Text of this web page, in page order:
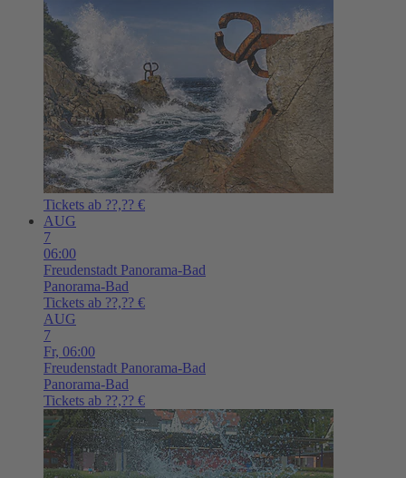
Tickets ab ??,?? €
AUG
7
06:00
Freudenstadt Panorama-Bad
Panorama-Bad
Tickets ab ??,?? €
AUG
7
Fr, 06:00
Freudenstadt Panorama-Bad
Panorama-Bad
Tickets ab ??,?? €